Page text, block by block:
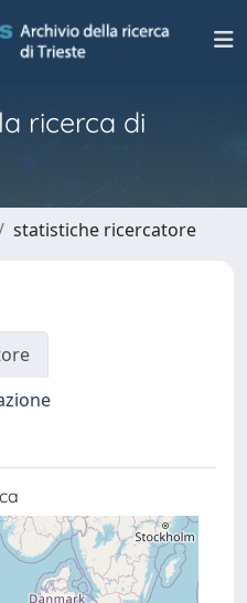
ricerca di
statistiche ricercatore